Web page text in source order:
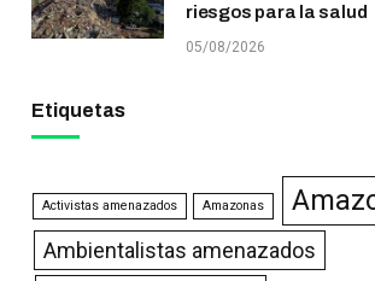
riesgos para la salud
05/08/2026
Etiquetas
Activistas amenazados Amazonas
Ambientalistas amenazados